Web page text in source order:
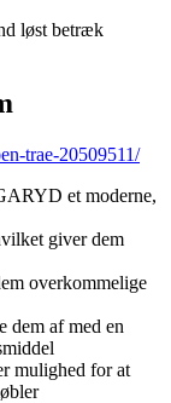
løst betræk
trae-20509511/
et moderne,
giver dem
overkommelige
dem af med en
mulighed for at